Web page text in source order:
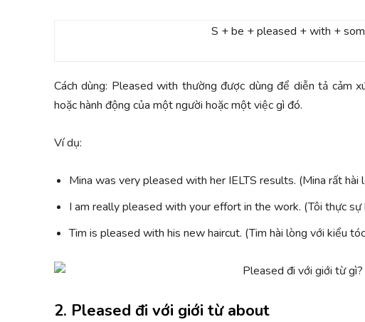
S + be + pleased + with +
Cách dùng: Pleased with thường được dùng để diễn tả cảm
hoặc hành động của một người hoặc một việc gì đó.
Ví dụ:
Mina was very pleased with her IELTS results. (Mina rất hài
I am really pleased with your effort in the work. (Tôi thực sự
Tim is pleased with his new haircut. (Tim hài lòng với kiểu
2. Pleased đi với giới từ about